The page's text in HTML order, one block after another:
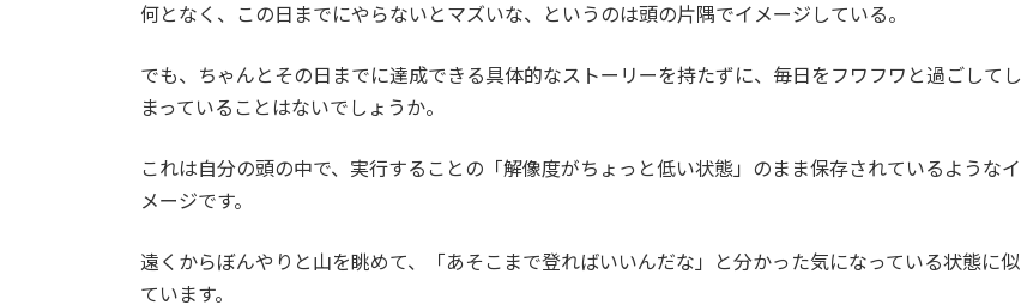
何となく、この日までにやらないとマズいな、というのは頭の片隅でイメージしている。
でも、ちゃんとその日までに達成できる具体的なストーリーを持たずに、毎日をフワフワと過ごしてし
まっていることはないでしょうか。
これは自分の頭の中で、実行することの「解像度がちょっと低い状態」のまま保存されているようなイ
メージです。
遠くからぼんやりと山を眺めて、「あそこまで登ればいいんだな」と分かった気になっている状態に似
ています。